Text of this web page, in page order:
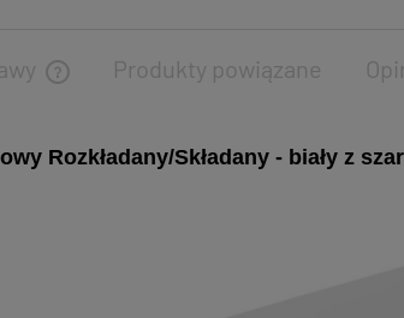
Produkty powiązane
Rozkładany/Składany - biały z